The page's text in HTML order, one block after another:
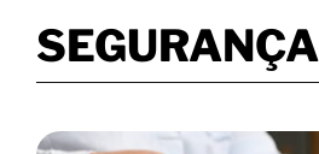
SEGURANÇA